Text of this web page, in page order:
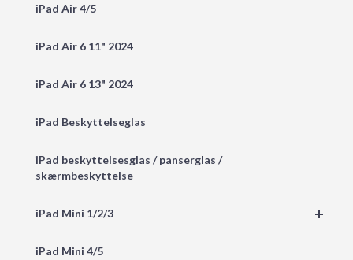
iPad Air 4/5
iPad Air 6 11" 2024
iPad Air 6 13" 2024
iPad Beskyttelseglas
iPad beskyttelsesglas / panserglas /
skærmbeskyttelse
+
iPad Mini 1/2/3
iPad Mini 4/5